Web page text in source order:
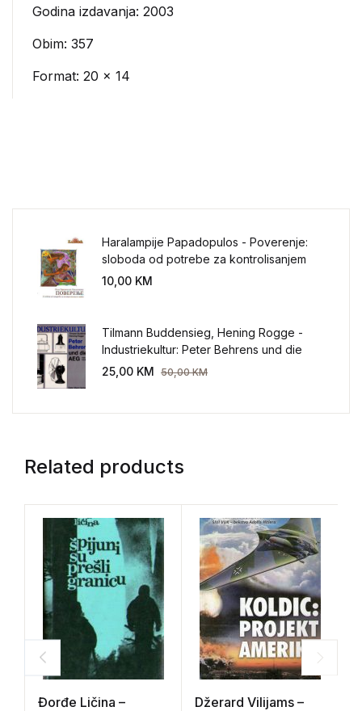
Godina izdavanja: 2003
Obim: 357
Format: 20 x 14
Haralampije Papadopulos - Poverenje:
sloboda od potrebe za kontrolisanjem
sveta
10,00 KM
Tilmann Buddensieg, Hening Rogge -
Industriekultur: Peter Behrens und die
AEG 1907-1914.
25,00 KM 50,00KM
Related products
Đorđe Ličina –
Džerard Vilijams –